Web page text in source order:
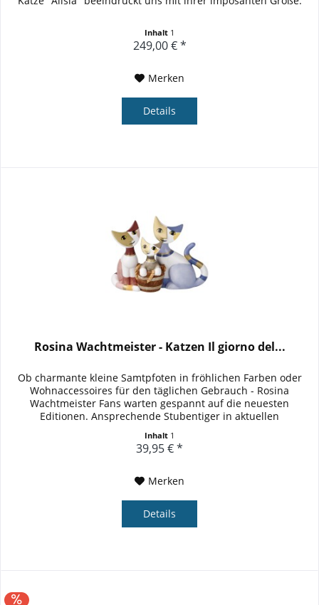
Inhalt 1
249,00 € *
Merken
Details
Rosina Wachtmeister - Katzen Il giorno del...
Ob charmante kleine Samtpfoten in fröhlichen Farben oder
Wohnaccessoires für den täglichen Gebrauch - Rosina
Wachtmeister Fans warten gespannt auf die neuesten
Editionen. Ansprechende Stubentiger in aktuellen
Inhalt 1
39,95 € *
Merken
Details